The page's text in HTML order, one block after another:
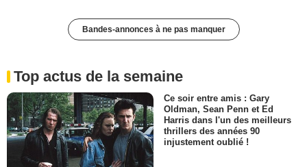
Bandes-annonces à ne pas manquer
Top actus de la semaine
Ce soir entre amis : Gary
Oldman, Sean Penn et Ed
Harris dans l'un des meilleurs
thrillers des années 90
injustement oublié !